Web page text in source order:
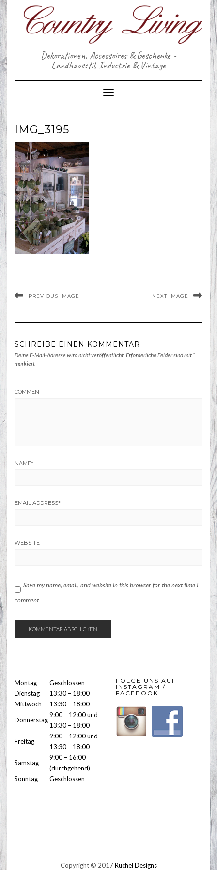
Skip
to
content
Dekorationen, Accessoires & Geschenke -
Landhausstil, Industrie & Vintage
Toggle Navigation
IMG_3195
PREVIOUS IMAGE NEXT IMAGE
SCHREIBE EINEN KOMMENTAR
Deine E-Mail-Adresse wird nicht veröffentlicht. Erforderliche Felder sind mit *
markiert
COMMENT
NAME*
EMAIL ADDRESS*
WEBSITE
Save my name, email, and website in this browser for the next time I
comment.
Montag
Geschlossen
Dienstag
13:30 – 18:00
Mittwoch
13:30 – 18:00
Donnerstag
9:00 – 12:00 und
13:30 – 18:00
Freitag
9:00 – 12:00 und
13:30 – 18:00
Samstag
9:00 – 16:00
(durchgehend)
Sonntag
Geschlossen
FOLGE UNS AUF
INSTAGRAM /
FACEBOOK
Copyright © 2017Ruchel Designs